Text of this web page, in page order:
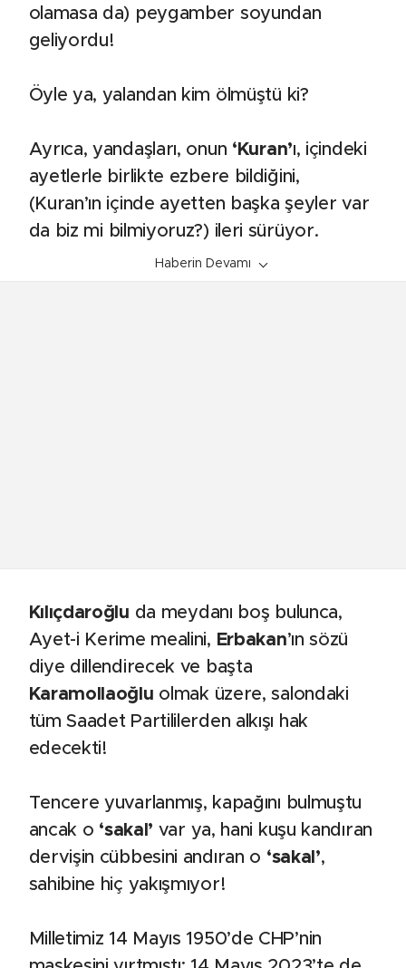
olamasa da) peygamber soyundan
geliyordu!
Öyle ya, yalandan kim ölmüştü ki?
Ayrıca, yandaşları, onun ‘Kuran’ı, içindeki
ayetlerle birlikte ezbere bildiğini,
(Kuran’ın içinde ayetten başka şeyler var
da biz mi bilmiyoruz?) ileri sürüyor.
Haberin Devamı
Kılıçdaroğlu da meydanı boş bulunca,
Ayet-i Kerime mealini, Erbakan’ın sözü
diye dillendirecek ve başta
Karamollaoğlu olmak üzere, salondaki
tüm Saadet Partililerden alkışı hak
edecekti!
Tencere yuvarlanmış, kapağını bulmuştu
ancak o ‘sakal’ var ya, hani kuşu kandıran
dervişin cübbesini andıran o ‘sakal’,
sahibine hiç yakışmıyor!
Milletimiz 14 Mayıs 1950’de CHP’nin